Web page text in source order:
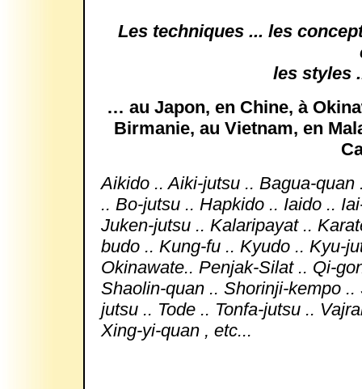
Les techniques ... les
les styles
… au Japon, en Chine, à
Birmanie, au Vietnam, en
Aikido .. Aiki-jutsu .. Bagua-
.. Bo-jutsu .. Hapkido .. Iaido ..
Juken-jutsu .. Kalaripayat ..
budo .. Kung-fu .. Kyudo .. Kyu-
Okinawate.. Penjak-Silat .. Qi-
Shaolin-quan .. Shorinji-kempo
jutsu .. Tode .. Tonfa-jutsu ..
Xing-yi-quan , etc...